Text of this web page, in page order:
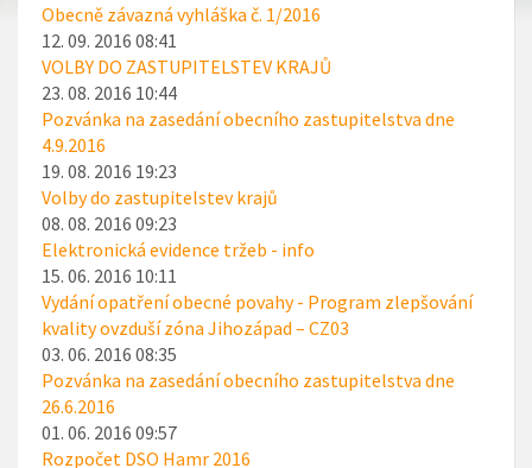
Obecně závazná vyhláška č. 1/2016
12. 09. 2016 08:41
VOLBY DO ZASTUPITELSTEV KRAJŮ
23. 08. 2016 10:44
Pozvánka na zasedání obecního zastupitelstva dne
4.9.2016
19. 08. 2016 19:23
Volby do zastupitelstev krajů
08. 08. 2016 09:23
Elektronická evidence tržeb - info
15. 06. 2016 10:11
Vydání opatření obecné povahy - Program zlepšování
kvality ovzduší zóna Jihozápad – CZ03
03. 06. 2016 08:35
Pozvánka na zasedání obecního zastupitelstva dne
26.6.2016
01. 06. 2016 09:57
Rozpočet DSO Hamr 2016